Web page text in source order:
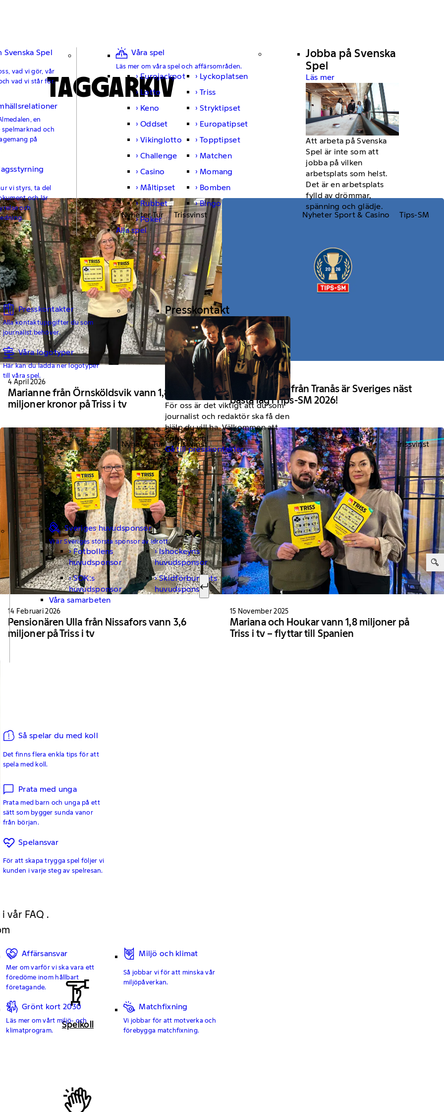
Svenska Spel
vad vi gör, vår
vad vi står för.
en
och
på
vi styrs, ta del
och lär
och
Våra spel
Läs mer om våra spel och affärsområden.
Eurojackpot
Lyckoplatsen
Lotto
Triss
Keno
Stryktipset
Oddset
Europatipset
Vikinglotto
Topptipset
Challenge
Matchen
Casino
Momang
Måltipset
Bomben
Rubbet
Bingo
Poker
Alla spel
Jobba på Svenska
Spel
Läs mer
Att arbeta på Svenska
Spel är inte som att
jobba på vilken
arbetsplats som helst.
Det är en arbetsplats
fylld av drömmar,
spänning och glädje.
Presskontakter
Alla kontaktuppgifter du som
journalist behöver.
Våra logotyper
Här kan du ladda ner logotyper
till våra spel.
Presskontakt
För oss är det viktigt att du som
journalist och redaktör ska få den
hjälp du vill ha. Välkommen att
höra av dig!
Gå till presskontakter
Sveriges huvudsponsor
Vi är Sveriges största sponsor av idrott.
Fotbollens
huvudsponsor
Ishockeyns
huvudsponsor
SOK:s
huvudsponsor
Skidförbundets
huvudsponsor
Våra samarbeten
Så spelar du med koll
Det finns flera enkla tips för att
spela med koll.
Prata med unga
Prata med barn och unga på ett
sätt som bygger sunda vanor
från början.
Spelansvar
För att skapa trygga spel följer vi
kunden i varje steg av spelresan.
Affärsansvar
Mer om varför vi ska vara ett
föredöme inom hållbart
företagande.
Miljö och klimat
Så jobbar vi för att minska vår
miljöpåverkan.
Grönt kort 2030
Läs mer om vårt miljö- och
klimatprogram.
Matchfixning
Vi jobbar för att motverka och
förebygga matchfixning.
Sök efter:
Sök
TAGGARKIV
Nyheter Tur Trissvinst
4 April 2026
Marianne från Örnsköldsvik vann 1,8
miljoner kronor på Triss i tv
Nyheter Sport & Casino Tips-SM
2 April 2026
Team Cheese från Tranås är Sveriges näst
bästa lag i Tips-SM 2026!
Nyheter Tur Trissvinst
14 Februari 2026
Pensionären Ulla från Nissafors vann 3,6
miljoner på Triss i tv
Trissvinst
15 November 2025
Mariana och Houkar vann 1,8 miljoner på
Triss i tv – flyttar till Spanien
vår FAQ .
Spelkoll